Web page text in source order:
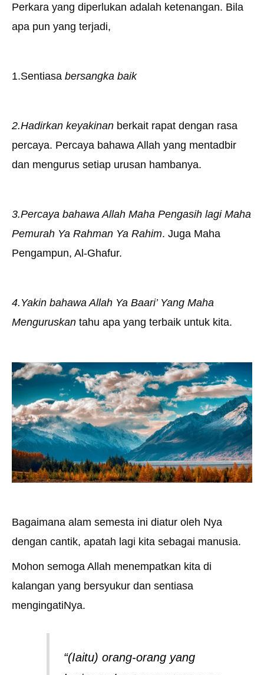
Perkara yang diperlukan adalah ketenangan. Bila
apa pun yang terjadi,
1.Sentiasa bersangka baik
2.Hadirkan keyakinan berkait rapat dengan rasa
percaya. Percaya bahawa Allah yang mentadbir
dan mengurus setiap urusan hambanya.
3.Percaya bahawa Allah Maha Pengasih lagi Maha
Pemurah Ya Rahman Ya Rahim. Juga Maha
Pengampun, Al-Ghafur.
4.Yakin bahawa Allah Ya Baari’ Yang Maha
Menguruskan tahu apa yang terbaik untuk kita.
Bagaimana alam semesta ini diatur oleh Nya
dengan cantik, apatah lagi kita sebagai manusia.
Mohon semoga Allah menempatkan kita di
kalangan yang bersyukur dan sentiasa
mengingatiNya.
“(Iaitu) orang-orang yang